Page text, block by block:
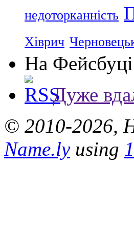
недоторканність
Хіврич
На Фейсбуці
Дуже
© 2010-2026,
Name.lyusing